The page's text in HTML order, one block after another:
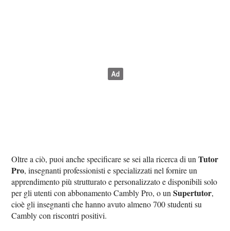
Oltre a ciò, puoi anche specificare se sei alla ricerca di unTutor
Pro, insegnanti professionisti e specializzati nel fornire un
apprendimento più strutturato e personalizzato e disponibili solo
per gli utenti con abbonamento Cambly Pro, o unSupertutor,
cioè gli insegnanti che hanno avuto almeno 700 studenti su
Cambly con riscontri positivi.